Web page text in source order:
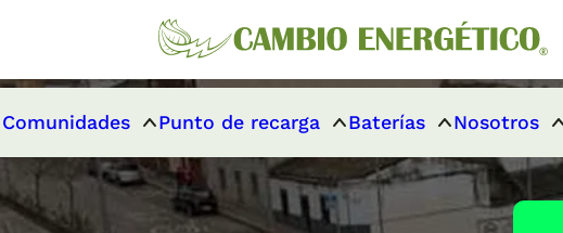
Comunidades Punto de recarga Baterías Nosotros